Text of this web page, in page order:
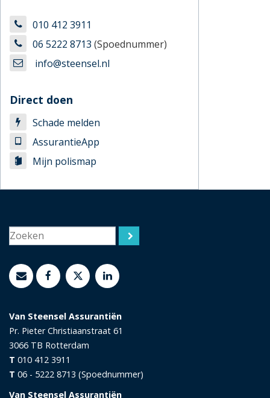
010 412 3911
06 5222 8713 (Spoednummer)
info@steensel.nl
Direct doen
Schade melden
AssurantieApp
Mijn polismap
Van Steensel Assurantiën
Pr. Pieter Christiaanstraat 61
3066 TB Rotterdam
T 010 412 3911
T 06 - 5222 8713 (Spoednummer)
Van Steensel Assurantiën